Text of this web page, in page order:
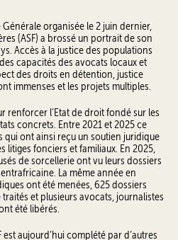
organisée le 2 juin dernier,
(ASF) a brossé un portrait de son
Accès à la justice des populations
capacités des avocats locaux et
des droits en détention, justice
immenses et les projets multiples.
renforcer l’Etat de droit fondé sur les
concrets. Entre 2021 et 2025 ce
qui ont ainsi reçu un soutien juridique
litiges fonciers et familiaux. En 2025,
de sorcellerie ont vu leurs dossiers
La même année en
ont été menées, 625 dossiers
et plusieurs avocats, journalistes
été libérés.
est aujourd’hui complété par d’autres